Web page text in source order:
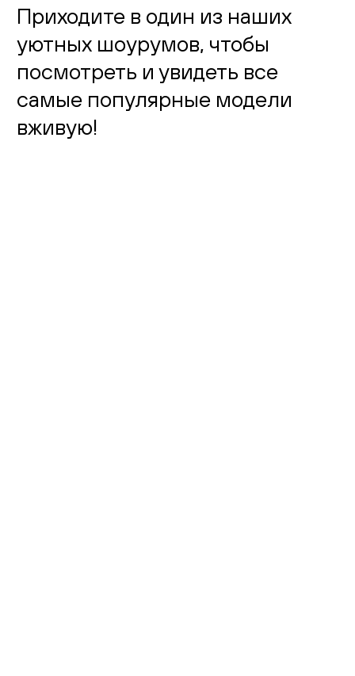
Приходите в один из наших
уютных шоурумов, чтобы
посмотреть и увидеть все
самые популярные модели
вживую!